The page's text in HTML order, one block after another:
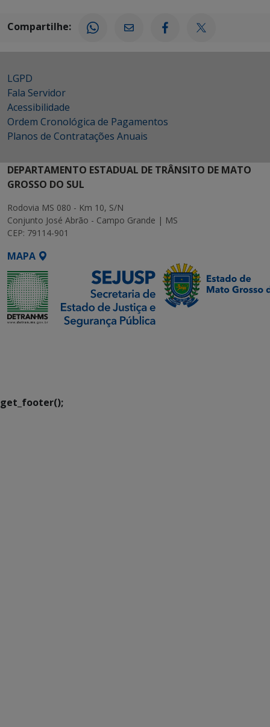
Compartilhe:
LGPD
Fala Servidor
Acessibilidade
Ordem Cronológica de Pagamentos
Planos de Contratações Anuais
DEPARTAMENTO ESTADUAL DE TRÂNSITO DE MATO
GROSSO DO SUL
Rodovia MS 080 - Km 10, S/N
Conjunto José Abrão - Campo Grande | MS
CEP: 79114-901
MAPA
get_footer();